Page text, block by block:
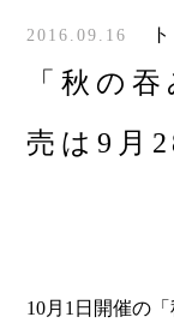
2016.09.16
「秋の
売は9月
10月1日開催の